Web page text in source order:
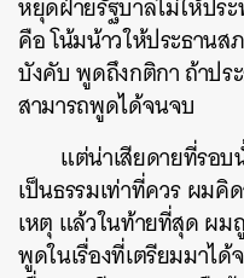
หยุดฝ่ายรัฐบาลไม่ให้ปร
คือ โน้มน้าวให้ประธานส
บังคับ พูดถึงกติกา ถ้าปร
สามารถพูดได้จนจบ
แต่น่าเสียดายที่รอ
เป็นธรรมเท่าที่ควร ผม
เหตุ แล้วในท้ายที่สุด ผม
พูดในเรื่องที่เตรียมมาไ